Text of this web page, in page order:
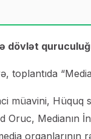
dövlət
toplantıda
müavini,
Oruc, Medianın